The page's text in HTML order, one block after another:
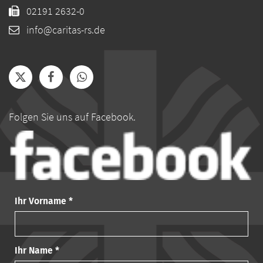
Ihr Vorname *
Ihr Name *
02191 2632-0
info@caritas-rs.de
Folgen Sie uns auf Facebook.